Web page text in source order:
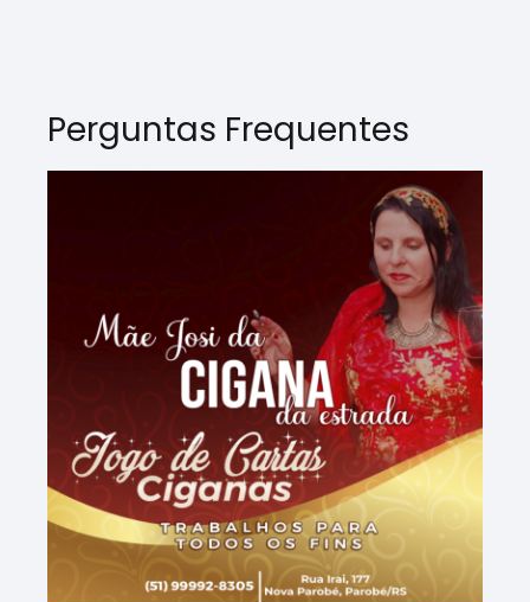
Perguntas Frequentes